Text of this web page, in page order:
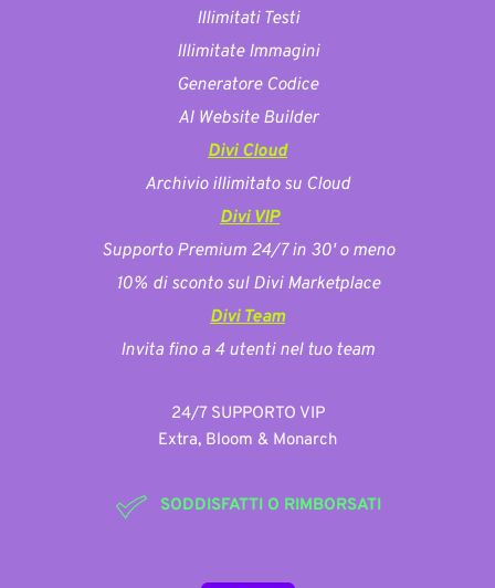
Illimitati Testi
Illimitate Immagini
Generatore Codice
AI Website Builder
Divi Cloud
Archivio illimitato su Cloud
Divi VIP
Supporto Premium 24/7 in 30' o meno
10% di sconto sul Divi Marketplace
Divi Team
Invita fino a 4 utenti nel tuo team
24/7 SUPPORTO VIP
Extra, Bloom & Monarch
SODDISFATTI O RIMBORSATI